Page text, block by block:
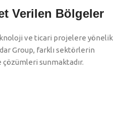
Verilen Bölgeler
ve ticari projelere yönelik
Group, farklı sektörlerin
sunmaktadır.